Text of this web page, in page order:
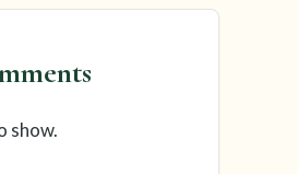
show.